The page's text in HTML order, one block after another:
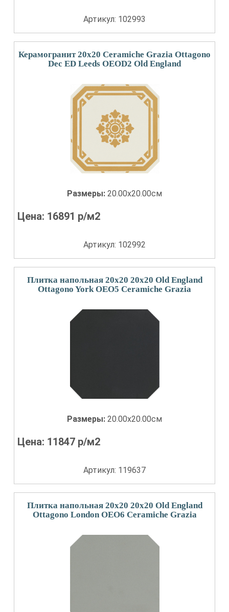
Артикул: 102993
Керамогранит 20x20 Ceramiche Grazia Ottagono
Dec ED Leeds OEOD2 Old England
Размеры: 20.00x20.00см
Цена: 16891 р/м2
Артикул: 102992
Плитка напольная 20x20 20x20 Old England
Ottagono York OEO5 Ceramiche Grazia
Размеры: 20.00x20.00см
Цена: 11847 р/м2
Артикул: 119637
Плитка напольная 20x20 20x20 Old England
Ottagono London OEO6 Ceramiche Grazia